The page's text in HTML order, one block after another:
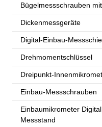
Bügelmessschrauben
Dickenmessgeräte
Digital-Einbau-
Drehmomentschlüssel
Dreipunkt-
Einbau-Messschrauben
Einbaumikrometer
Messstand